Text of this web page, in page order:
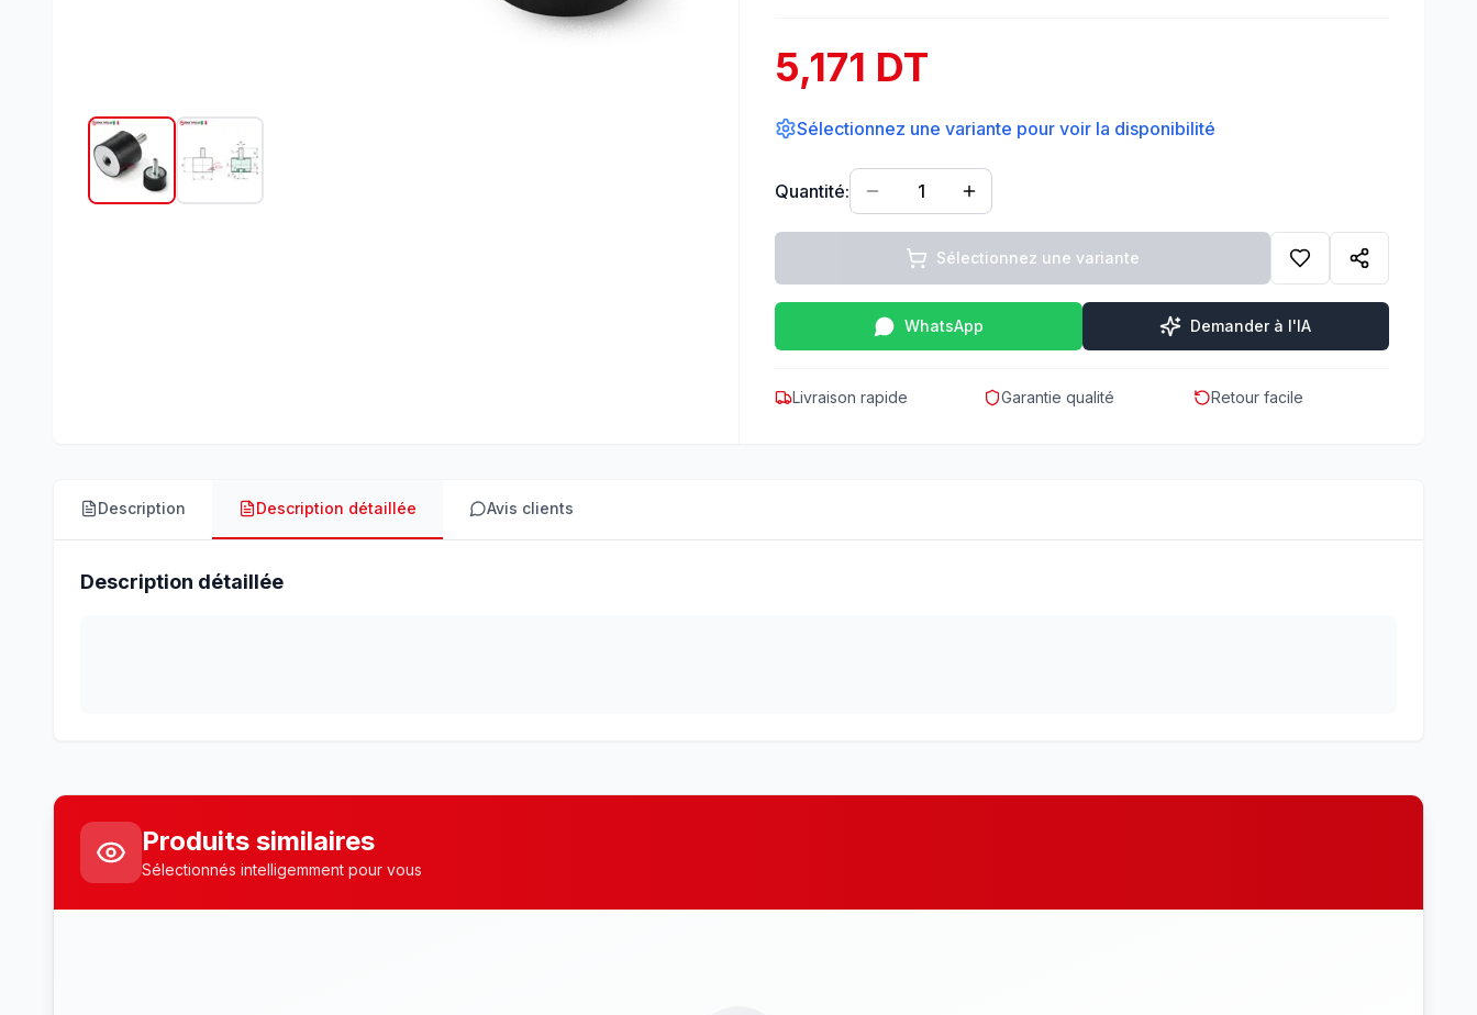
5,171 DT
Sélectionnez une variante pour voir la disponibilité
Quantité: 1
Sélectionnez une variante
WhatsApp Demander à l'IA
Livraison rapide Garantie qualité Retour facile
Description Description détaillée Avis clients
Description détaillée
Produits similaires
Sélectionnés intelligemment pour vous